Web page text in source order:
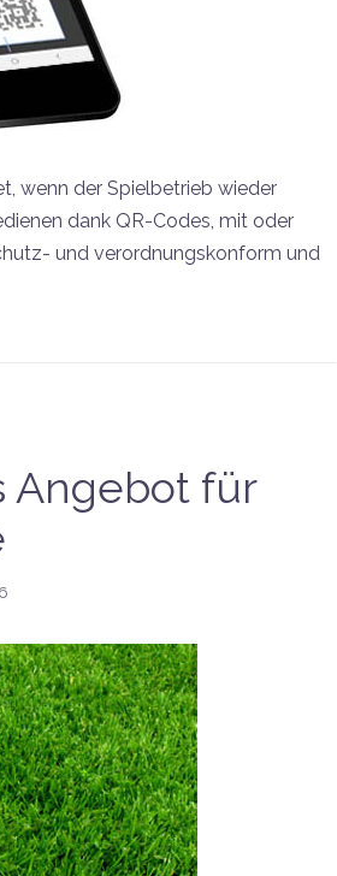
wenn der Spielbetrieb wieder
dank QR-Codes, mit oder
und verordnungskonform und
Angebot für